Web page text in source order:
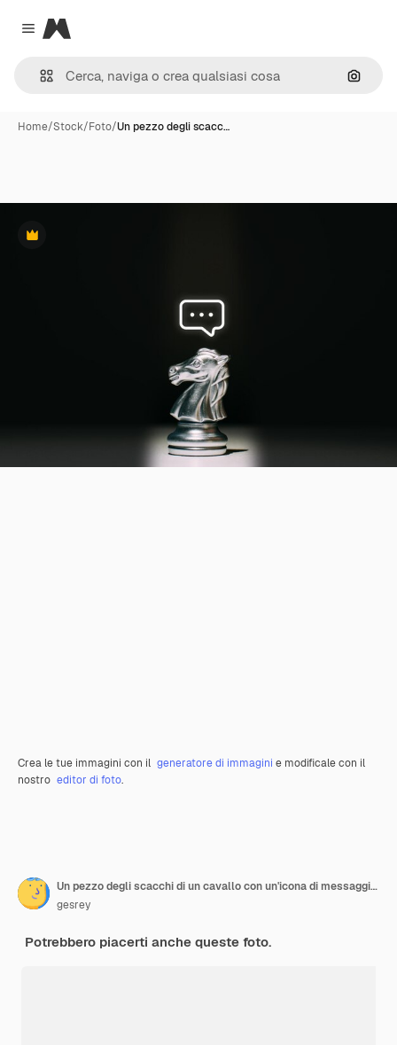
Close menu
Magnific
Cerca
Home/Stock/Foto/Un pezzo degli scacc…
Premium
Crea le tue immagini con il generatore di immagini e modificale con il
nostro editor di foto.
Un pezzo degli scacchi di un cavallo con un'icona di messaggio sopra Concetto di comunicazione e risorse umane
gesrey
Potrebbero piacerti anche queste foto.